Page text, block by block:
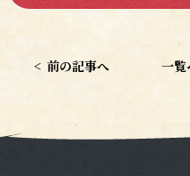
< 前の記事へ 一覧